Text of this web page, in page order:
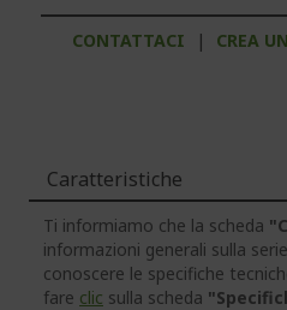
CONTATTACI | CREA
Caratteristiche
Ti informiamo che la scheda
informazioni generali sulla
conoscere le specifiche
fare clic sulla scheda